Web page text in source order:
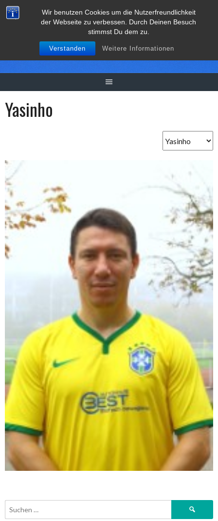
Wir benutzen Cookies um die Nutzerfreundlichkeit
der Webseite zu verbessen. Durch Deinen Besuch
stimmst Du dem zu.
Verstanden Weitere Informationen
Springe
zum
Yasinho
Suchen